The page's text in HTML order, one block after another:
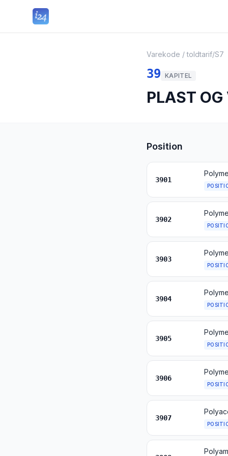
Varekode / toldtarif/S7
39 KAPITEL
PLAST OG
Position
3901
3902
3903
3904
3905
3906
3907